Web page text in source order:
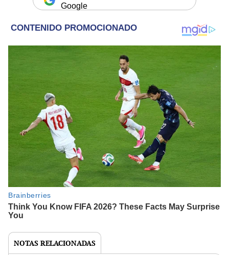
Google
NOTAS RELACIONADAS